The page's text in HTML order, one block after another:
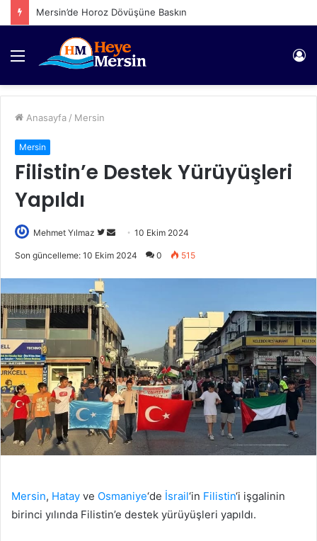
Mersin’de Horoz Dövüşüne Baskın
Menü
Anasayfa / Mersin
Mersin
Filistin’e Destek Yürüyüşleri
Yapıldı
Mehmet Yılmaz
Twitter'da
Bir
10 Ekim 2024
Son güncelleme: 10 Ekim 2024 0 515
Mersin, Hatay ve Osmaniye‘de İsrail‘in Filistin‘i işgalinin
birinci yılında Filistin’e destek yürüyüşleri yapıldı.